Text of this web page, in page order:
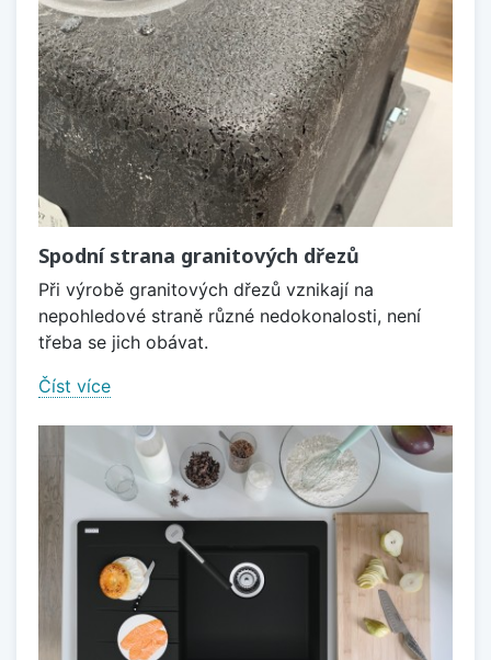
Spodní strana granitových dřezů
Při výrobě granitových dřezů vznikají na
nepohledové straně různé nedokonalosti, není
třeba se jich obávat.
Číst více